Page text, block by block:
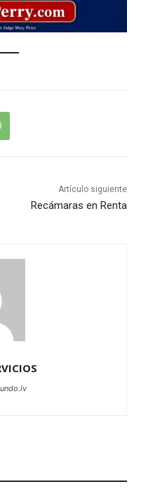
Artículo siguiente
Recámaras en Renta